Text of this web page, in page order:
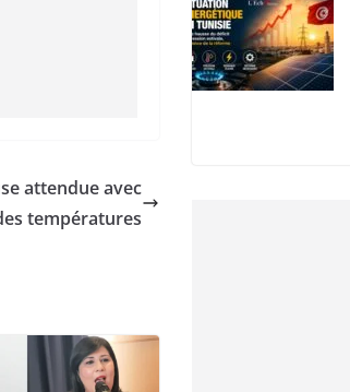
attendue avec
températures